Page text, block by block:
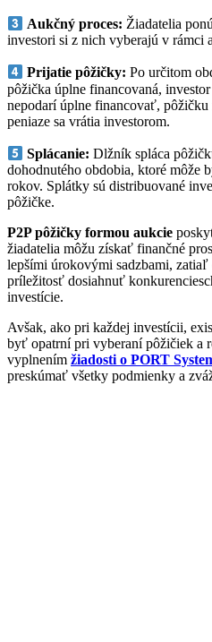
Aukčný proces: Žiadatelia
investori si z nich vyberajú v rámci
Prijatie pôžičky: Po určitom
pôžička úplne financovaná,
nepodarí úplne financovať,
peniaze sa vrátia investorom.
Splácanie: Dlžník spláca
dohodnutého obdobia, ktoré môže
rokov. Splátky sú distribuované
pôžičke.
P2P pôžičky formou aukcie
žiadatelia môžu získať finančné
lepšími úrokovými sadzbami,
príležitosť dosiahnuť
investície.
Avšak, ako pri každej investícii,
byť opatrní pri vyberaní pôžičiek a
vyplnením žiadosti o PORT
preskúmať všetky podmienky a